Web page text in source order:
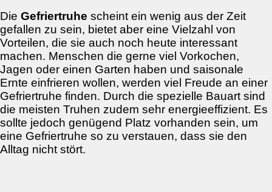
Die Gefriertruhe scheint ein wenig aus der Zeit
gefallen zu sein, bietet aber eine Vielzahl von
Vorteilen, die sie auch noch heute interessant
machen. Menschen die gerne viel Vorkochen,
Jagen oder einen Garten haben und saisonale
Ernte einfrieren wollen, werden viel Freude an einer
Gefriertruhe finden. Durch die spezielle Bauart sind
die meisten Truhen zudem sehr energieeffizient. Es
sollte jedoch genügend Platz vorhanden sein, um
eine Gefriertruhe so zu verstauen, dass sie den
Alltag nicht stört.